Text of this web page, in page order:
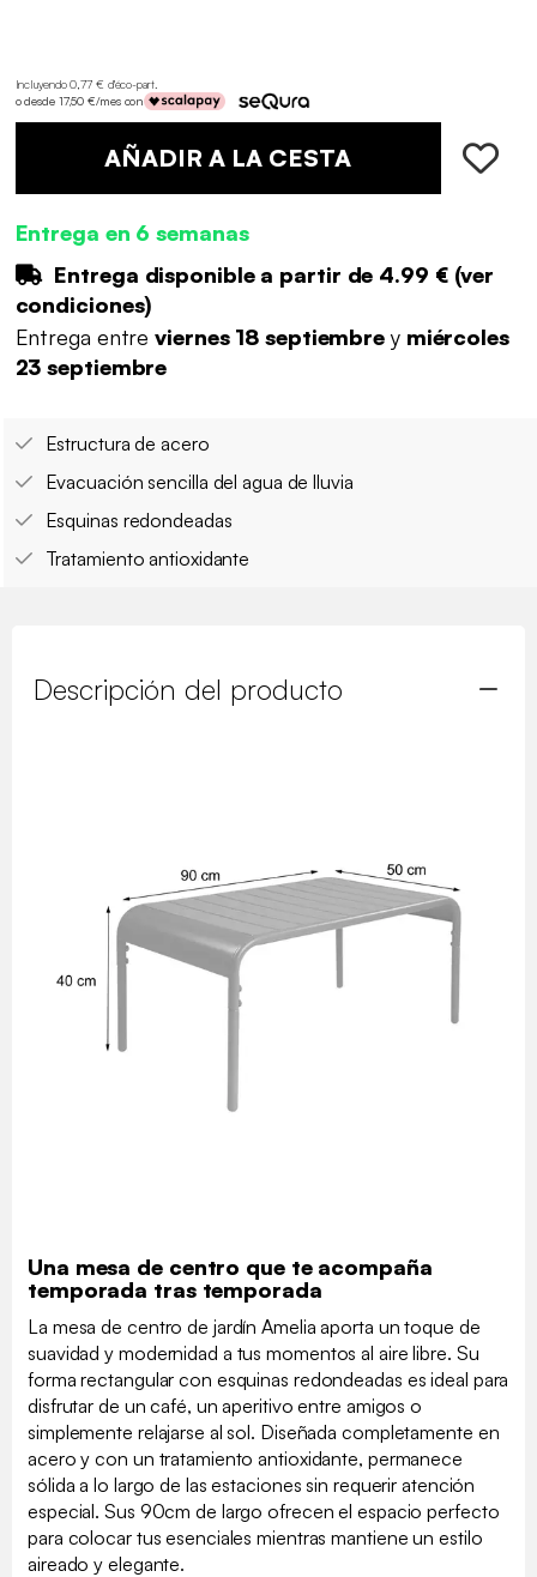
Incluyendo 0,77 € d'éco-part.
o desde 17,50 €/mes con
AÑADIR A LA CESTA
Entrega en 6 semanas
Entrega disponible a partir de 4.99 €(ver
condiciones)
Entrega entreviernes 18 septiembre y miércoles
23 septiembre
Estructura de acero
Evacuación sencilla del agua de lluvia
Esquinas redondeadas
Tratamiento antioxidante
Descripción del producto
Una mesa de centro que te acompaña
temporada tras temporada
La mesa de centro de jardín Amelia aporta un toque de
suavidad y modernidad a tus momentos al aire libre. Su
forma rectangular con esquinas redondeadas es ideal para
disfrutar de un café, un aperitivo entre amigos o
simplemente relajarse al sol. Diseñada completamente en
acero y con un tratamiento antioxidante, permanece
sólida a lo largo de las estaciones sin requerir atención
especial. Sus 90cm de largo ofrecen el espacio perfecto
para colocar tus esenciales mientras mantiene un estilo
aireado y elegante.